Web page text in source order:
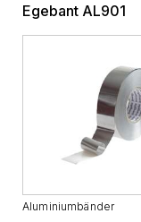
Egebant AL901
Aluminiumbänder